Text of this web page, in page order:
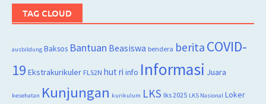
TAG CLOUD
ausbildung Baksos Bantuan Beasiswa bendera berita COVID-
19 Ekstrakurikuler FLS2N hut ri info Informasi Juara
kesehatan Kunjungan kurikulum LKS lks 2025 LKS Nasional Loker